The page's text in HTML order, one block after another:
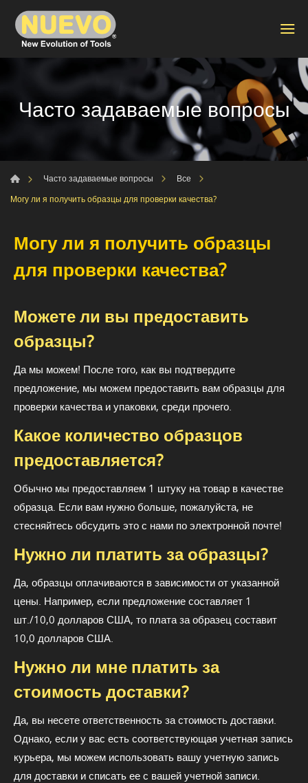
Часто задаваемые вопросы
Часто задаваемые вопросы
Все
Могу ли я получить образцы для проверки качества?
Могу ли я получить образцы
для проверки качества?
Можете ли вы предоставить
образцы?
Да мы можем! После того, как вы подтвердите
предложение, мы можем предоставить вам образцы для
проверки качества и упаковки, среди прочего.
Какое количество образцов
предоставляется?
Обычно мы предоставляем 1 штуку на товар в качестве
образца. Если вам нужно больше, пожалуйста, не
стесняйтесь обсудить это с нами по электронной почте!
Нужно ли платить за образцы?
Да, образцы оплачиваются в зависимости от указанной
цены. Например, если предложение составляет 1
шт./10,0 долларов США, то плата за образец составит
10,0 долларов США.
Нужно ли мне платить за
стоимость доставки?
Да, вы несете ответственность за стоимость доставки.
Однако, если у вас есть соответствующая учетная запись
курьера, мы можем использовать вашу учетную запись
для доставки и списать ее с вашей учетной записи.